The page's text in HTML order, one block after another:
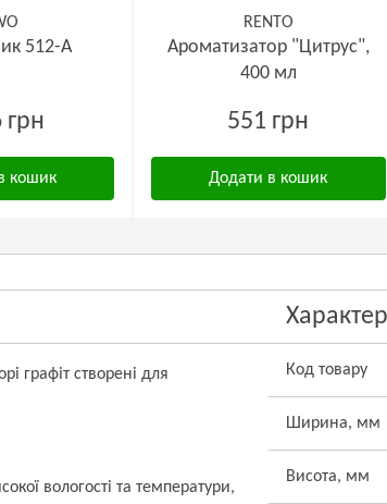
512-А
грн
кошик
RENTO
Ароматизатор "Цитрус",
400 мл
551 грн
Додати в кошик
графіт створені для
вологості та температури,
Код товару
Ширина, мм
Висота, мм